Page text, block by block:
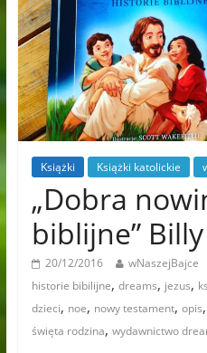
Książki Książki katolickie
„Dobra
biblijne”
20/12/2016 wNaszejBajce
historie bibilijne, dreams, jezus,
dzieci, noe, nowy testament, opis,
święta rodzina, wydawnictwo